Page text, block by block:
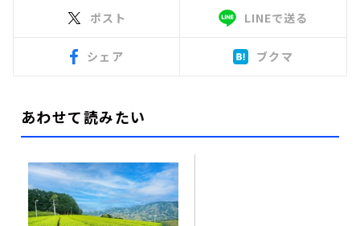
ポスト LINEで送る
シェア ブクマ
あわせて読みたい